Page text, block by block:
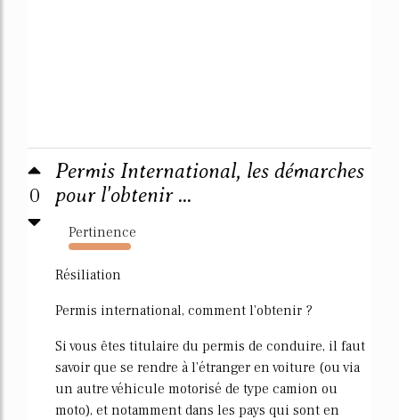
0
Permis International, les démarches
pour l'obtenir ...
Pertinence
942%
Résiliation
Permis international, comment l'obtenir ?
Si vous êtes titulaire du permis de conduire, il faut
savoir que se rendre à l'étranger en voiture (ou via
un autre véhicule motorisé de type camion ou
moto), et notamment dans les pays qui sont en